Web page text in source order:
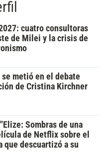
cuatro consultoras
de Milei y la crisis de
metió en el debate
de Cristina Kirchner
Sombras de una
de Netflix sobre el
que descuartizó a su